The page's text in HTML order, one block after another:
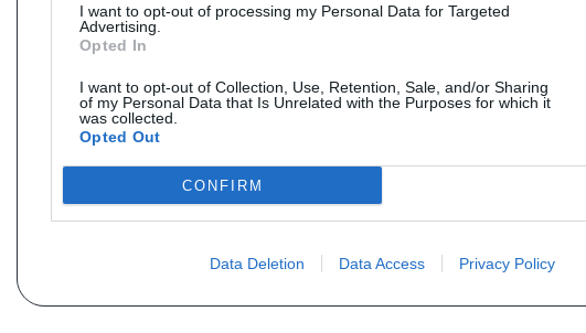
I want to opt-out of processing my Personal Data for Targeted
Advertising.
Opted In
I want to opt-out of Collection, Use, Retention, Sale, and/or Sharing
of my Personal Data that Is Unrelated with the Purposes for which it
was collected.
Opted Out
CONFIRM
Data Deletion Data Access Privacy Policy